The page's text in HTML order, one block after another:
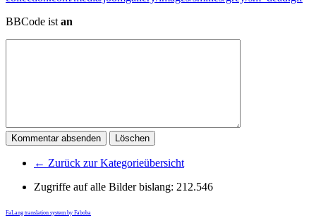
BBCode istan
← Zurück zur Kategorieübersicht
Zugriffe auf alle Bilder bislang: 212.546
FaLang translation system by Faboba